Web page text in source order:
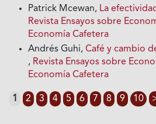
Patrick Mcewan, La
Revista Ensayos sobre
Economía Cafetera
Andrés Guhi,Café y cambio
, Revista Ensayos sobre
Economía Cafetera
1 2 3 4 5 6 7 8 9 10